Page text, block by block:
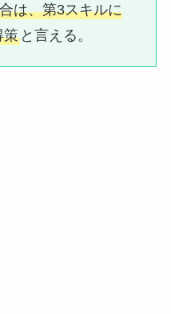
は、第3スキルに
策 と言える。